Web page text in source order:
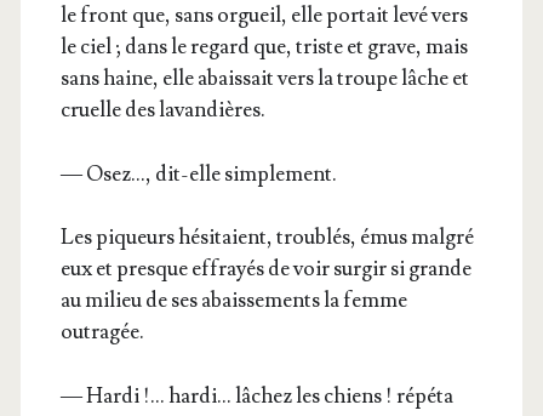
le front que, sans orgueil, elle por­tait levé vers
le ciel ; dans le regard que, triste et grave, mais
sans haine, elle abais­sait vers la troupe lâche et
cruelle des lavandières.
— Osez…, dit-elle simplement.
Les piqueurs hési­taient, trou­blés, émus mal­gré
eux et presque effrayés de voir sur­gir si grande
au milieu de ses abais­se­ments la femme
outragée.
— Har­di !… har­di… lâchez les chiens ! répé­ta